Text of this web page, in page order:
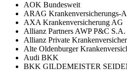
AOK Bundesweit
ARAG Krankenversicherungs-
AXA Krankenversicherung AG
Allianz Partners AWP P&C S.A.
Allianz Private
Alte Oldenburger
Audi BKK
BKK GILDEMEISTER